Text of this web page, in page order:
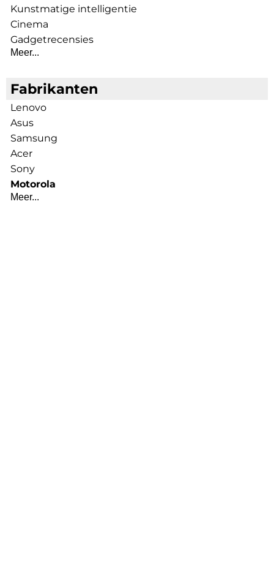
Kunstmatige intelligentie
Cinema
Gadgetrecensies
Meer...
Fabrikanten
Lenovo
Asus
Samsung
Acer
Sony
Motorola
Meer...